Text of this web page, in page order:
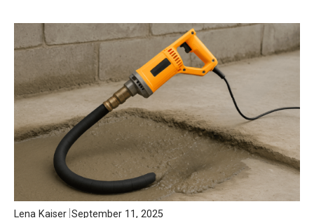
Lena Kaiser September 11, 2025